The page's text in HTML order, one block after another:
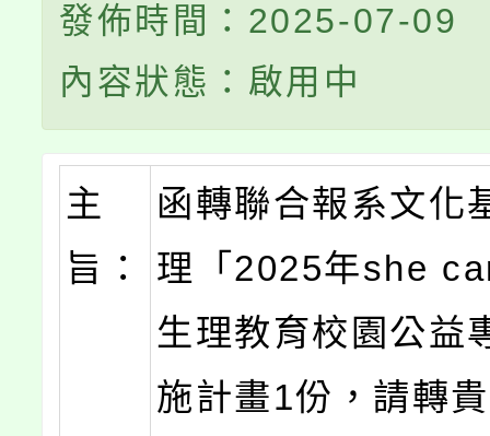
發佈時間：2025-07-09
內容狀態：啟用中
主
旨：
函轉聯合報系文化
理「2025年she
生理教育校園公益
施計畫1份，請轉